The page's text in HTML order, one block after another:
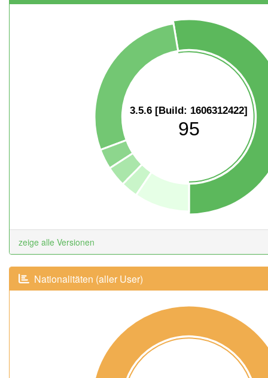
3.5.6 [Build: 1606312422]
95
zeige alle Versionen
Nationalitäten (aller User)